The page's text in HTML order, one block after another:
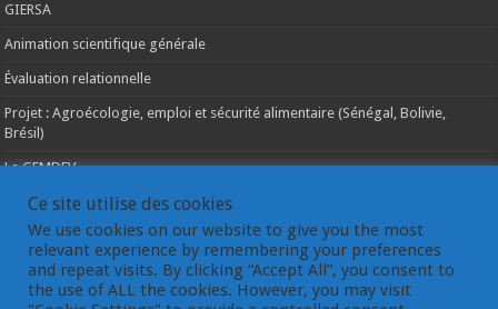
GIERSA
Animation scientifique générale
Évaluation relationnelle
Projet : Agroécologie, emploi et sécurité alimentaire (Sénégal, Bolivie,
Brésil)
Le GEMDEV
La pluridisciplinarité
La coopération internationale
Les instances du GEMDEV
Ce site utilise des cookies
We use cookies on our website to give you the most
relevant experience by remembering your preferences
and repeat visits. By clicking “Accept All”, you consent to
the use of ALL the cookies. However, you may visit